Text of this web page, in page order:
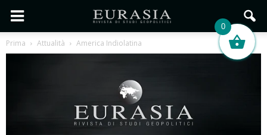
Prima Attualità America Indiolatina
0